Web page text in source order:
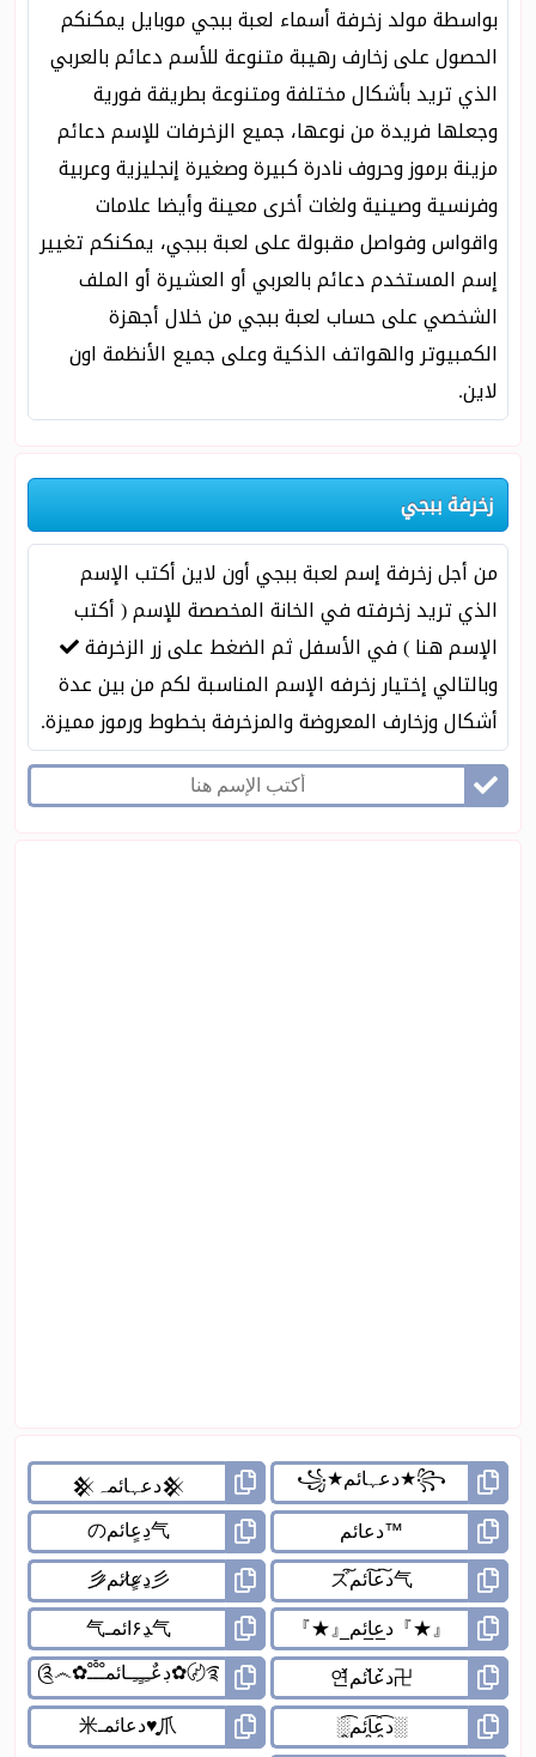
بواسطة مولد زخرفة أسماء لعبة ببجي موبايل يمكنكم
الحصول على زخارف رهيبة متنوعة للأسم دعائم بالعربي
الذي تريد بأشكال مختلفة ومتنوعة بطريقة فورية
وجعلها فريدة من نوعها، جميع الزخرفات للإسم دعائم
مزينة برموز وحروف نادرة كبيرة وصغيرة إنجليزية وعربية
وفرنسية وصينية ولغات أخرى معينة وأيضا علامات
واقواس وفواصل مقبولة على لعبة ببجي، يمكنكم تغيير
إسم المستخدم دعائم بالعربي أو العشيرة أو الملف
الشخصي على حساب لعبة ببجي من خلال أجهزة
الكمبيوتر والهواتف الذكية وعلى جميع الأنظمة اون
لاين.
زخرفة ببجي
من أجل زخرفة إسم لعبة ببجي أون لاين أكتب الإسم
الذي تريد زخرفته في الخانة المخصصة للإسم ( أكتب
الإسم هنا ) في الأسفل ثم الضغط على زر الزخرفة
وبالتالي إختيار زخرفه الإسم المناسبة لكم من بين عدة
أشكال وزخارف المعروضة والمزخرفة بخطوط ورموز مميزة.